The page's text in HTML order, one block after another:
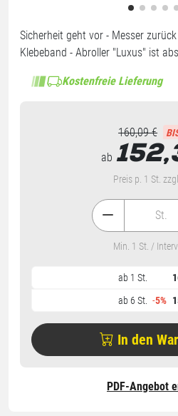
Sicherheit geht vor - Messer
Klebeband - Abroller "Luxus" ist
Kostenfreie Lieferung
160,09 €
ab
Preis p. 1 St.
ab 1 St.
ab 6 St.
-5%
St.
Min. 1 St. /
In den
PDF-Angebot